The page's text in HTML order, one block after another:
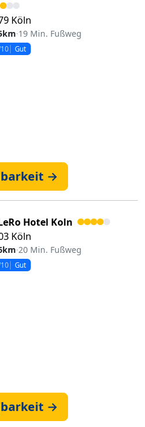
Köln
·19 Min. Fußweg
Gut
→
Hotel Koln
Köln
·20 Min. Fußweg
Gut
→